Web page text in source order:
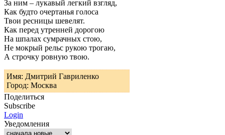
За ним – лукавый легкий взгляд,
Как будто очертанья голоса
Твои ресницы шевелят.
Как перед утренней дорогою
На шпалах сумрачных стою,
Не мокрый рельс рукою трогаю,
А строчку ровную твою.
Имя: Дмитрий Гавриленко
Город: Москва
Поделиться
Subscribe
Login
Уведомления